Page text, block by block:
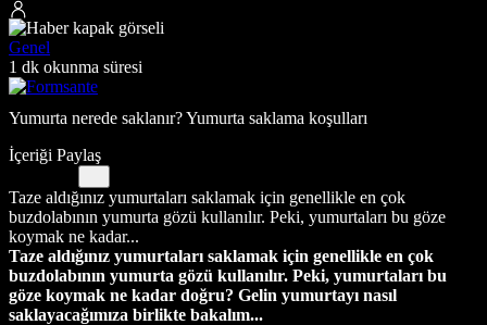
Genel
1 dk okunma süresi
Yumurta nerede saklanır? Yumurta saklama koşulları
İçeriği Paylaş
Taze aldığınız yumurtaları saklamak için genellikle en çok
buzdolabının yumurta gözü kullanılır. Peki, yumurtaları bu göze
koymak ne kadar...
Taze aldığınız yumurtaları saklamak için genellikle en çok
buzdolabının yumurta gözü kullanılır. Peki, yumurtaları bu
göze koymak ne kadar doğru? Gelin yumurtayı nasıl
saklayacağımıza birlikte bakalım...